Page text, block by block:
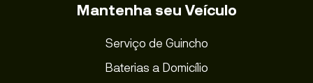
Mantenha seu Veículo
Serviço de Guincho
Baterias a Domicílio